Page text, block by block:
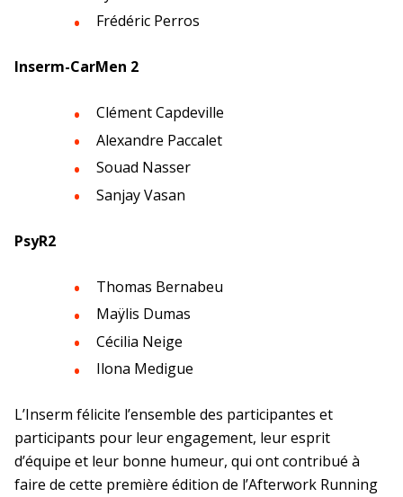
La prévention dans ma DR
En bref
La DR Paris-IDF Centre Nord en
La prévention dans ma DR
En bref
Siège
Frédéric Perros
Inserm-CarMen 2
Clément Capdeville
Alexandre Paccalet
Souad Nasser
Sanjay Vasan
PsyR2
Thomas Bernabeu
Maÿlis Dumas
Cécilia Neige
Ilona Medigue
L’Inserm félicite l’ensemble des participantes et
participants pour leur engagement, leur esprit
d’équipe et leur bonne humeur, qui ont contribué à
faire de cette première édition de l’Afterwork Running